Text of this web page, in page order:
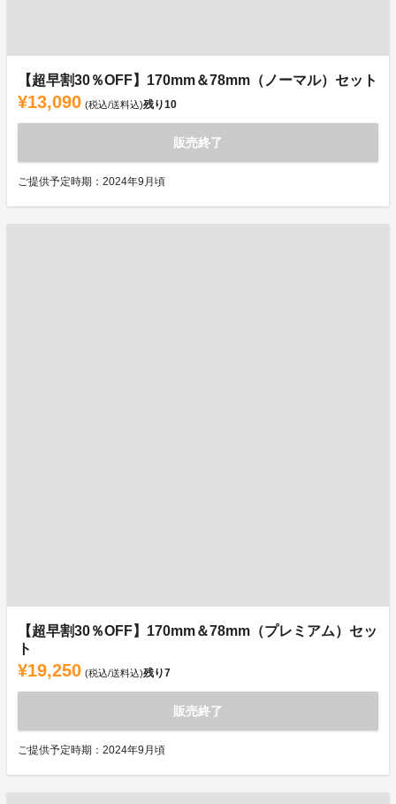
【超早割30％OFF】170mm＆78mm（ノーマル）セット
¥13,090 (税込/送料込)残り10
販売終了
ご提供予定時期：2024年9月頃
【超早割30％OFF】170mm＆78mm（プレミアム）セッ
ト
¥19,250 (税込/送料込)残り7
販売終了
ご提供予定時期：2024年9月頃